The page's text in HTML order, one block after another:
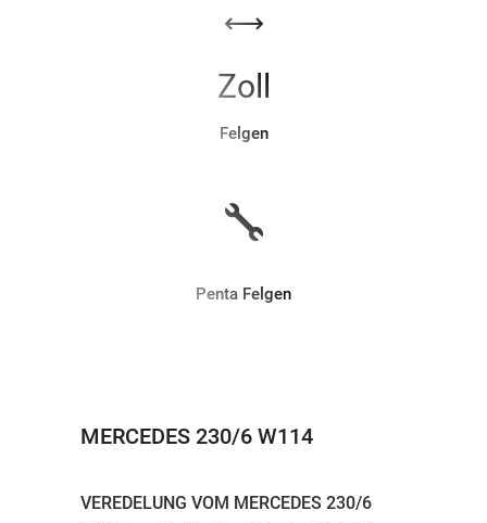
Zoll
Felgen
Penta Felgen
MERCEDES 230/6 W114
VEREDELUNG VOM MERCEDES 230/6